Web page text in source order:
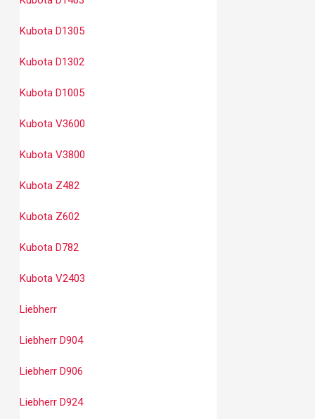
Kubota D1305
Kubota D1302
Kubota D1005
Kubota V3600
Kubota V3800
Kubota Z482
Kubota Z602
Kubota D782
Kubota V2403
Liebherr
Liebherr D904
Liebherr D906
Liebherr D924